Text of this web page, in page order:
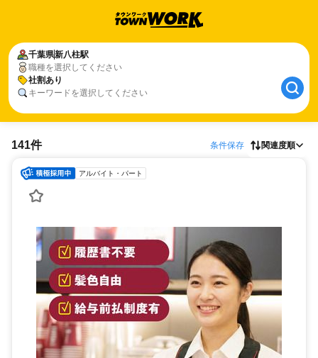
千葉県新八柱駅
職種を選択してください
社割あり
キーワードを選択してください
141件 条件保存 関連度順
アルバイト・パート